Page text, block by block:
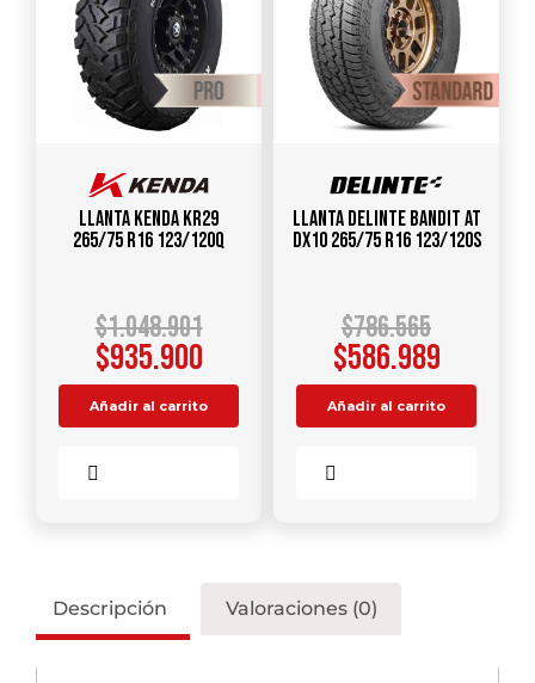
Llanta KENDA KR29
265/75 R16 123/120Q
$1.048.901
$935.900
Añadir al carrito
Llanta DELINTE Bandit AT
DX10 265/75 R16 123/120S
$786.565
$586.989
Añadir al carrito
Descripción Valoraciones (0)